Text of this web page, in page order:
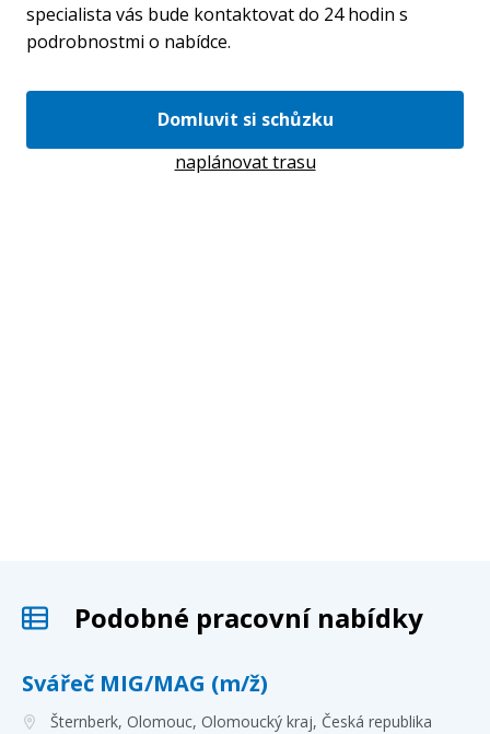
specialista vás bude kontaktovat do 24 hodin s
podrobnostmi o nabídce.
Domluvit si schůzku
naplánovat trasu
Podobné pracovní nabídky
Svářeč MIG/MAG (m/ž)
Šternberk, Olomouc, Olomoucký kraj, Česká republika